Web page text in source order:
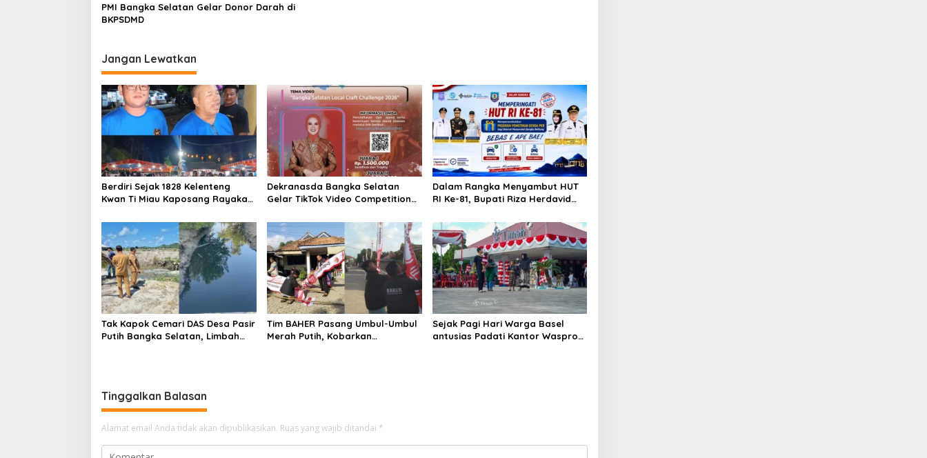
PMI Bangka Selatan Gelar Donor Darah di
BKPSDMD
Jangan Lewatkan
Berdiri Sejak 1828 Kelenteng
Kwan Ti Miau Kaposang Rayakan
Meriah
Dekranasda Bangka Selatan
Gelar TikTok Video Competition
Dalam Rangka Menyambut HUT
RI Ke-81, Bupati Riza Herdavid
Program Pemutihan Pajak
Kendaraan Bermotor
Tak Kapok Cemari DAS Desa Pasir
Putih Bangka Selatan, Limbah
Tim BAHER Pasang Umbul-Umbul
Merah Putih, Kobarkan
Sejak Pagi Hari Warga Basel
antusias Padati Kantor Wasprod,
Tinggalkan Balasan
Alamat email Anda tidak akan dipublikasikan. Ruas yang wajib ditandai *